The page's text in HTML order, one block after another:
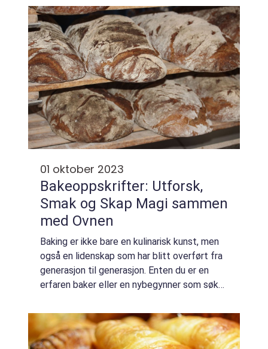
rundt et kakebord. Bake kake søte ...
01 oktober 2023
Bakeoppskrifter: Utforsk,
Smak og Skap Magi sammen
med Ovnen
Baking er ikke bare en kulinarisk kunst, men
også en lidenskap som har blitt overført fra
generasjon til generasjon. Enten du er en
erfaren baker eller en nybegynner som søker
bakeoppskrifter være et fantastisk
utgangspu...